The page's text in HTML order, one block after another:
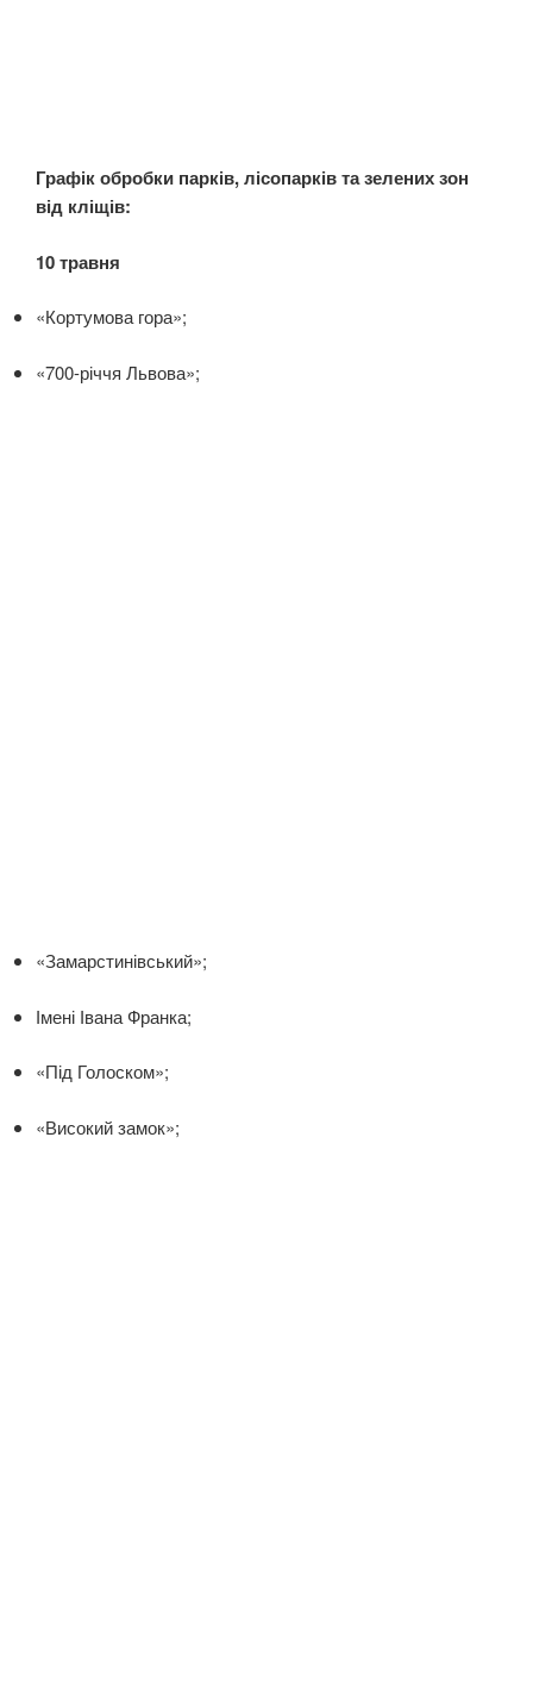
Графік обробки парків, лісопарків та зелених зон
від кліщів:
10 травня
«Кортумова гора»;
«700-річчя Львова»;
«Замарстинівський»;
Імені Івана Франка;
«Під Голоском»;
«Високий замок»;